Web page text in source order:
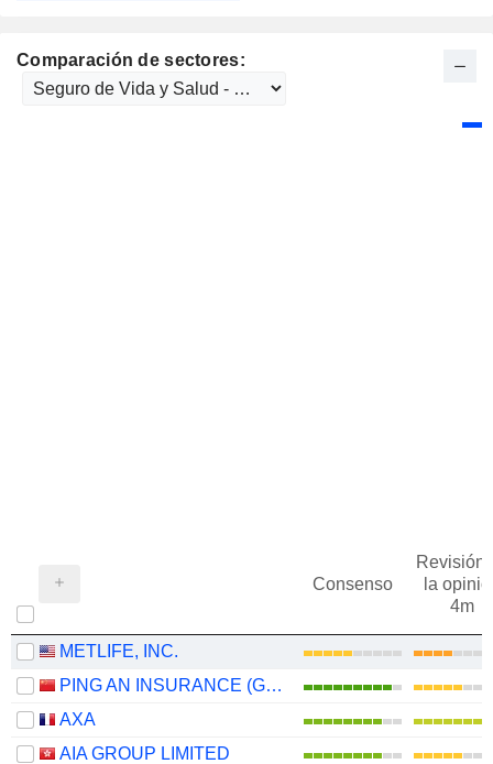
Comparación de sectores:
Consenso
Revisión
la
4m
METLIFE, INC.
PING AN INSURANCE (GROUP) COMPANY OF CHINA, LTD.
AXA
AIA GROUP LIMITED